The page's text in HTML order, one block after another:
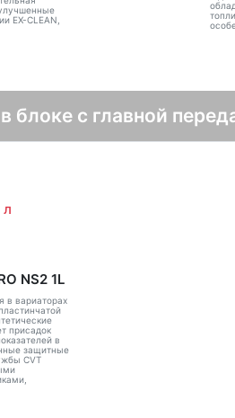
EX-CLEAN,
блоке с главной
NS2 1L
в вариаторах
присадок
в
защитные
CVT